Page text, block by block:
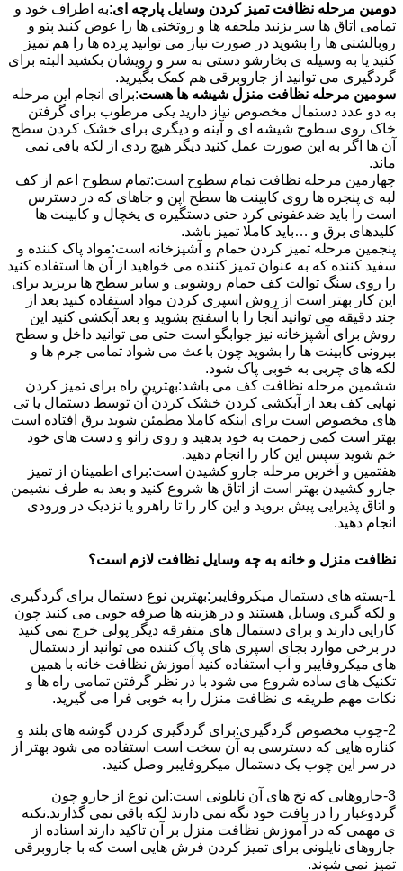
دومین مرحله نظافت تمیز کردن وسایل پارچه ای:به اطراف خود و
تمامی اتاق ها سر بزنید ملحفه ها و روتختی ها را عوض کنید پتو و
روبالشتی ها را بشوید در صورت نیاز می توانید پرده ها را هم تمیز
کنید یا به وسیله ی بخارشو دستی به سر و رویشان بکشید البته برای
گردگیری می توانید از جاروبرقی هم کمک بگیرید.
سومین مرحله نظافت منزل شیشه ها هست:برای انجام این مرحله
به دو عدد دستمال مخصوص نیاز دارید یکی مرطوب برای گرفتن
خاک روی سطوح شیشه ای و آینه و دیگری برای خشک کردن سطح
آن ها اگر به این صورت عمل کنید دیگر هیچ ردی از لکه باقی نمی
ماند.
چهارمین مرحله نظافت تمام سطوح است:تمام سطوح اعم از کف
لبه ی پنجره ها روی کابینت ها سطح اپن و جاهای که در دسترس
است را باید ضدعفونی کرد حتی دستگیره ی یخچال و کابینت ها
کلیدهای برق و …باید کاملا تمیز باشد.
پنجمین مرحله تمیز کردن حمام و آشپزخانه است:مواد پاک کننده و
سفید کننده که به عنوان تمیز کننده می خواهید از آن ها استفاده کنید
را روی سنگ توالت کف حمام روشویی و سایر سطح ها بریزید برای
این کار بهتر است از روش اسپری کردن مواد استفاده کنید بعد از
چند دقیقه می توانید آنجا را با اسفنج بشوید و بعد آبکشی کنید این
روش برای آشپزخانه نیز جوابگو است حتی می توانید داخل و سطح
بیرونی کابینت ها را بشوید چون باعث می شواد تمامی جرم ها و
لکه های چربی به خوبی پاک شود.
ششمین مرحله نظافت کف می باشد:بهترین راه برای تمیز کردن
نهایی کف بعد از آبکشی کردن خشک کردن آن توسط دستمال یا تی
های مخصوص است برای اینکه کاملا مطمئن شوید برق افتاده است
بهتر است کمی زحمت به خود بدهید و روی زانو و دست های خود
خم شوید سپس این کار را انجام دهید.
هفتمین و آخرین مرحله جارو کشیدن است:برای اطمینان از تمیز
جارو کشیدن بهتر است از اتاق ها شروع کنید و بعد به طرف نشیمن
و اتاق پذیرایی پیش بروید و این کار را تا راهرو یا نزدیک در ورودی
انجام دهید.
نظافت منزل و خانه به چه وسایل نظافت لازم است؟
1-بسته های دستمال میکروفایبر:بهترین نوع دستمال برای گردگیری
و لکه گیری وسایل هستند و در هزینه ها صرفه جویی می کنید چون
کارایی دارند و برای دستمال های متفرقه دیگر پولی خرج نمی کنید
در برخی موارد بجای اسپری های پاک کننده می توانید از دستمال
های میکروفایبر و آب استفاده کنید آموزش نظافت خانه با همین
تکنیک های ساده شروع می شود با در نظر گرفتن تمامی راه ها و
نکات مهم طریقه ی نظافت منزل را به خوبی فرا می گیرید.
2-چوب مخصوص گردگیری:برای گردگیری کردن گوشه های بلند و
کناره هایی که دسترسی به آن سخت است استفاده می شود بهتر از
در سر این چوب یک دستمال میکروفایبر وصل کنید.
3-جاروهایی که نخ های آن نایلونی است:این نوع از جارو چون
گردوغبار را در بافت خود نگه نمی دارند لکه باقی نمی گذارند.نکته
ی مهمی که در آموزش نظافت منزل بر آن تاکید دارند استاده از
جاروهای نایلونی برای تمیز کردن فرش هایی است که با جاروبرقی
تمیز نمی شوند.